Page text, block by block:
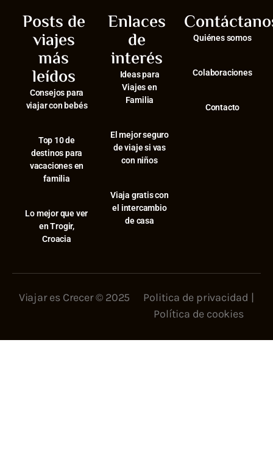
Posts de
viajes
más
leídos
Consejos para
viajar con bebés
⁠Top 10 de
destinos para
vacaciones en
familia
⁠Lo mejor que ver
en Trogir,
Croacia
Enlaces
de
interés
Ideas para
Viajes en
Familia
El mejor seguro
de viaje si vas
con niños
Viaja gratis con
el intercambio
de casa
Quiénes somos
Colaboraciones
Contacto
Viajar es Crecer © 2025 Politica de privacidad |
Política de cookies